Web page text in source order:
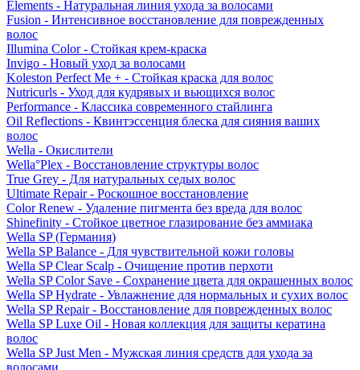
Elements - Натуральная линия ухода за волосами
Fusion - Интенсивное восстановление для поврежденных
волос
Illumina Color - Стойкая крем-краска
Invigo - Новый уход за волосами
Koleston Perfect Me + - Стойкая краска для волос
Nutricurls - Уход для кудрявых и вьющихся волос
Performance - Классика современного стайлинга
Oil Reflections - Квинтэссенция блеска для сияния ваших
волос
Wella - Окислители
Wella°Plex - Восстановление структуры волос
True Grey - Для натуральных седых волос
Ultimate Repair - Роскошное восстановление
Color Renew - Удаление пигмента без вреда для волос
Shinefinity - Стойкое цветное глазирование без аммиака
Wella SP (Германия)
Wella SP Balance - Для чувствительной кожи головы
Wella SP Clear Scalp - Очищение против перхоти
Wella SP Color Save - Сохранение цвета для окрашенных волос
Wella SP Hydrate - Увлажнение для нормальных и сухих волос
Wella SP Repair - Восстановление для поврежденных волос
Wella SP Luxe Oil - Новая коллекция для защиты кератина
волос
Wella SP Just Men - Мужская линия средств для ухода за
волосами